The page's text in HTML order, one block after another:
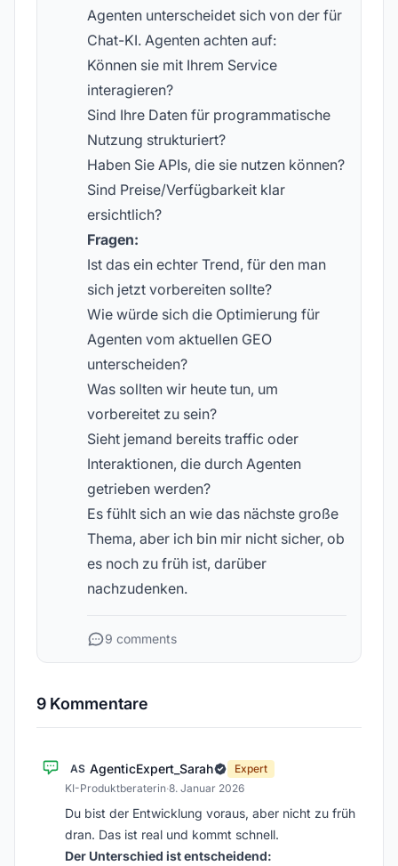
Agenten unterscheidet sich von der für
Chat-KI. Agenten achten auf:
Können sie mit Ihrem Service
interagieren?
Sind Ihre Daten für programmatische
Nutzung strukturiert?
Haben Sie APIs, die sie nutzen können?
Sind Preise/Verfügbarkeit klar
ersichtlich?
Fragen:
Ist das ein echter Trend, für den man
sich jetzt vorbereiten sollte?
Wie würde sich die Optimierung für
Agenten vom aktuellen GEO
unterscheiden?
Was sollten wir heute tun, um
vorbereitet zu sein?
Sieht jemand bereits traffic oder
Interaktionen, die durch Agenten
getrieben werden?
Es fühlt sich an wie das nächste große
Thema, aber ich bin mir nicht sicher, ob
es noch zu früh ist, darüber
nachzudenken.
9 comments
9 Kommentare
AS AgenticExpert_Sarah
Expert
KI-Produktberaterin·8. Januar 2026
Du bist der Entwicklung voraus, aber nicht zu früh
dran. Das ist real und kommt schnell.
Der Unterschied ist entscheidend: